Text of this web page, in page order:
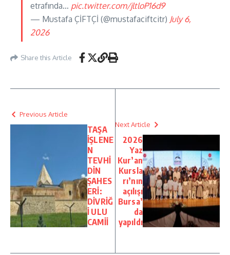
etrafında… pic.twitter.com/jltloP16d9
— Mustafa ÇİFTÇİ (@mustafaciftcitr) July 6,
2026
Share this Article
Previous Article
TAŞA
İŞLENE
N
TEVHİ
DİN
ŞAHES
ERİ:
DİVRİĞ
İ ULU
CAMİİ
Next Article
2026
Yaz
Kur’an
Kursla
rı’nın
açılışı
Bursa’
da
yapıldı